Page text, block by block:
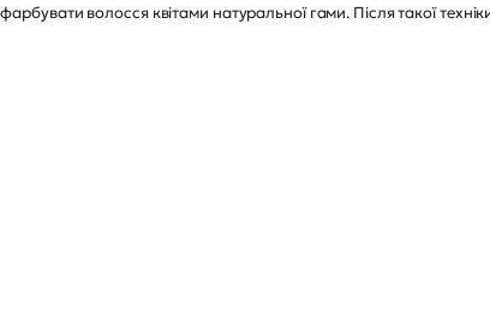
волосся квітами натуральної гами. Після такої